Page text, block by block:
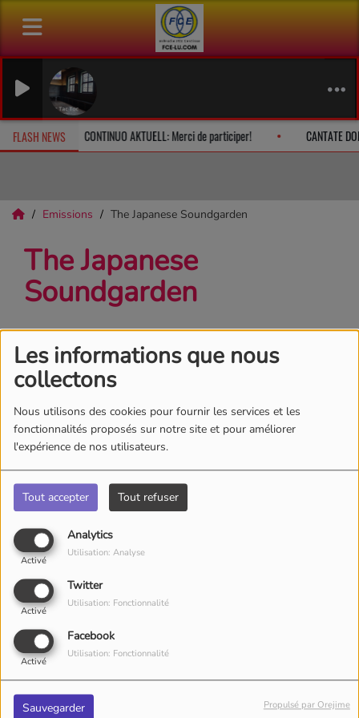
Les informations que nous
collectons
Nous utilisons des cookies pour fournir les services et les
fonctionnalités proposés sur notre site et pour améliorer
l'expérience de nos utilisateurs.
Tout accepter Tout refuser
Analytics
Activé
Utilisation: Analyse
Twitter
Activé
Utilisation: Fonctionnalité
Facebook
Activé
Utilisation: Fonctionnalité
Sauvegarder Propulsé par Orejime
FLASH NEWS
à 10h CONTINUO AKTUELL: Merci de participer! CANTATE
Emissions The Japanese Soundgarden
The Japanese
Soundgarden
VENDREDI, DE 14:00 À 15:00